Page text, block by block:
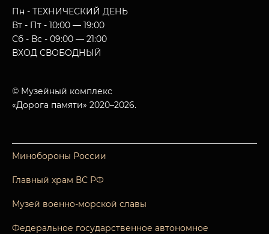
Пн - ТЕХНИЧЕСКИЙ ДЕНЬ
Вт - Пт - 10:00 — 19:00
Сб - Вс - 09:00 — 21:00
ВХОД СВОБОДНЫЙ
© Музейный комплекс
«Дорога памяти» 2020–2026.
Минобороны России
Главный храм ВС РФ
Музей военно-морской славы
Федеральное государственное автономное